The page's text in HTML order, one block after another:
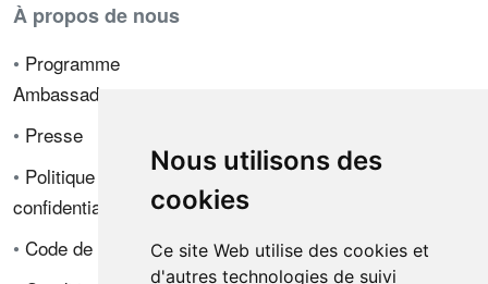
Nous utilisons des
cookies
Ce site Web utilise des cookies et
d'autres technologies de suivi
À propos de nous
• Programme
Ambassadeur
• Presse
• Politique de
confidentialité
• Code de déontologie